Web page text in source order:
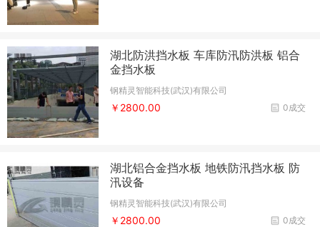
湖北防洪挡水板 车库防汛防洪板 铝合
金挡水板
钢精灵智能科技(武汉)有限公司
0成交
￥2800.00
湖北铝合金挡水板 地铁防汛挡水板 防
汛设备
钢精灵智能科技(武汉)有限公司
0成交
￥2800.00